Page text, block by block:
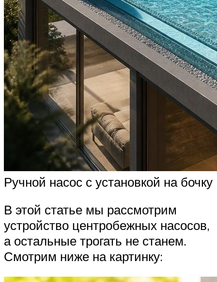
Ручной насос с установкой на бочку
В этой статье мы рассмотрим
устройство центробежных насосов,
а остальные трогать не станем.
Смотрим ниже на картинку: